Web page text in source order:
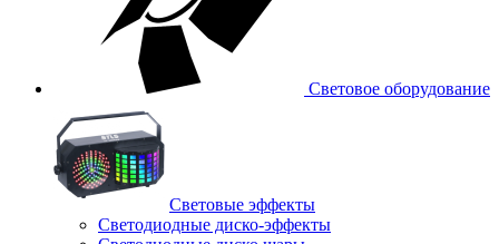
Световое оборудование
Световые эффекты
Светодиодные диско-эффекты